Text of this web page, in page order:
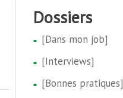
dossiers
[Dans mon job]
[Interviews]
[Bonnes pratiques]